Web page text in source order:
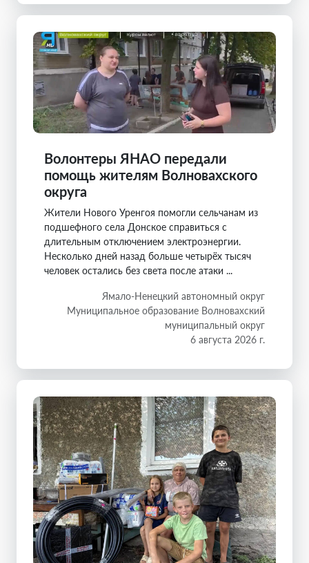
Волонтеры ЯНАО передали
помощь жителям Волновахского
округа
Жители Нового Уренгоя помогли сельчанам из
подшефного села Донское справиться с
длительным отключением электроэнергии.
Несколько дней назад больше четырёх тысяч
человек остались без света после атаки ...
Ямало-Ненецкий автономный округ
Муниципальное образование Волновахский
муниципальный округ
6 августа 2026 г.